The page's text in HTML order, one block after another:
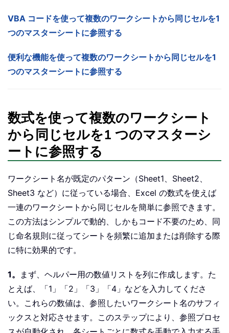
VBA コードを使って複数のワークシートから同じセルを1
つのマスターシートに参照する
便利な機能を使って複数のワークシートから同じセルを1
つのマスターシートに参照する
数式を使って複数のワークシート
から同じセルを1 つのマスターシ
ートに参照する
ワークシート名が既定のパターン（Sheet1、Sheet2、
Sheet3 など）に従っている場合、Excel の数式を使えば
一連のワークシートから同じセルを簡単に参照できます。
この方法はシンプルで動的、しかもコード不要のため、同
じ命名規則に従ってシートを頻繁に追加または削除する際
に特に効果的です。
1。
まず、ヘルパー用の数値リストを列に作成します。た
とえば、「1」「2」「3」「4」などを入力してくださ
い。これらの数値は、参照したいワークシート名のサフィ
ックスと対応させます。このステップにより、参照プロセ